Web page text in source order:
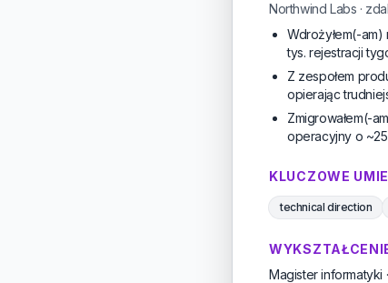
Northwind Labs ·
Wdrożyłem(-
tys. rejestracji
Z zespołem
opierając
Zmigrowałem(-
operacyjny o
KLUCZOWE
technical direction
Magister informatyki